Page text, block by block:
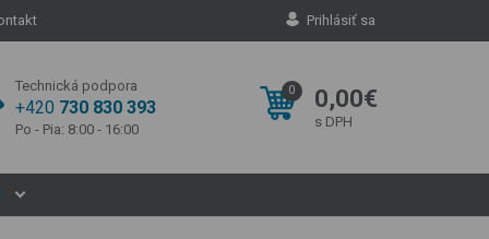
Prihlásiť sa
Technická podpora
+420 730 830 393
Po - Pia: 8:00 - 16:00
0 0,00€
s DPH